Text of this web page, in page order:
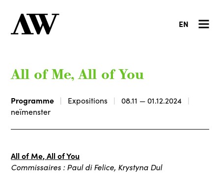
EN
All of Me, All of You
Programme Expositions
08.11 — 01.12.2024
neïmenster
All of Me, All of You
Commissaires : Paul di Felice, Krystyna Dul